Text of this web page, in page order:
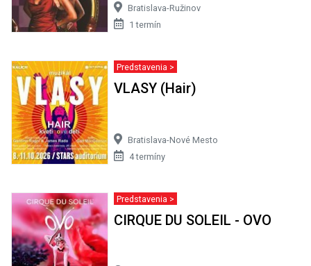
Bratislava-Ružinov
1 termín
Predstavenia >
VLASY (Hair)
Bratislava-Nové Mesto
4 termíny
Predstavenia >
CIRQUE DU SOLEIL - OVO